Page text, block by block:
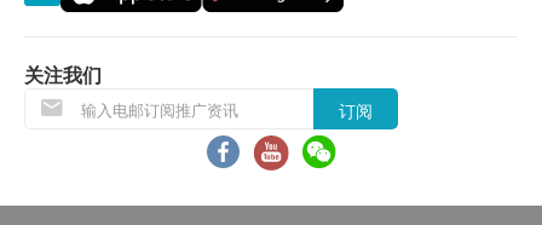
监及ISO认证，亦是首间拥有世卫级别认证的厂房
【逆转肌龄启动皮肤细胞再生】
Cygtologics β-NMN 18000铂金版拥有恍如鱼子酱
级别的「美容因子」
矜贵成分能刺激细胞分裂、再生、组织重建，启动
衰老皮肤的细胞
当顾客收取已订购之货品时，有责任检查货品是否
有损毁情况，一经确认签收，恕不接受退换。
退换产品必须包装完整，如退换之产品有任何残缺
或过期退回，供应商有权不受理。
如有其他损坏或遗漏查询，顾客必须保留有效收据
关注我们
订阅